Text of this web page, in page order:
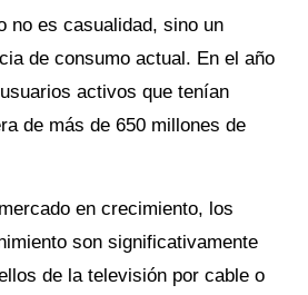
no es casualidad, sino un
de consumo actual. En el año
activos que tenían
de más de 650 millones de
en crecimiento, los
son significativamente
de la televisión por cable o